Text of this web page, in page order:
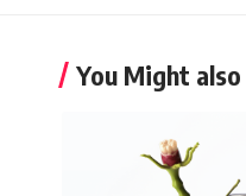
You Might